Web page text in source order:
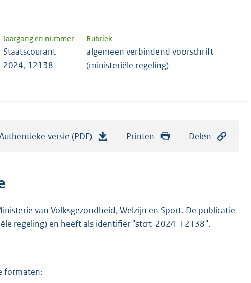
Jaargang en nummer Rubriek
Staatscourant
2024, 12138
algemeen verbindend voorschrift
(ministeriële regeling)
versie (PDF)
n
d
Printen Delen
van Volksgezondheid, Welzijn en Sport. De publicatie
regeling) en heeft als identifier "stcrt-2024-12138".
formaten: